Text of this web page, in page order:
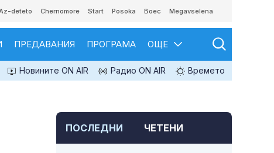
deteto Chernomore Start Posoka Boec Megavselena
ПРЕДАВАНИЯ ПРОГРАМА ОЩЕ
Новините ON AIR Радио ON AIR Времето
ПОСЛЕДНИ ЧЕТЕНИ